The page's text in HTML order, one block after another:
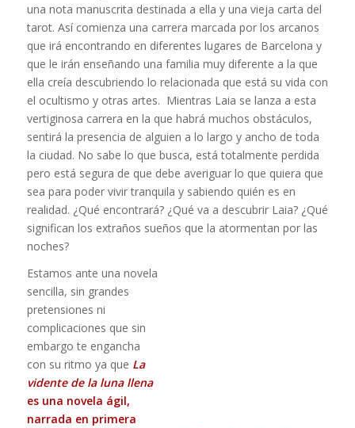
una nota manuscrita destinada a ella y una vieja carta del
tarot. Así comienza una carrera marcada por los arcanos
que irá encontrando en diferentes lugares de Barcelona y
que le irán enseñando una familia muy diferente a la que
ella creía descubriendo lo relacionada que está su vida con
el ocultismo y otras artes. Mientras Laia se lanza a esta
vertiginosa carrera en la que habrá muchos obstáculos,
sentirá la presencia de alguien a lo largo y ancho de toda
la ciudad. No sabe lo que busca, está totalmente perdida
pero está segura de que debe averiguar lo que quiera que
sea para poder vivir tranquila y sabiendo quién es en
realidad. ¿Qué encontrará? ¿Qué va a descubrir Laia? ¿Qué
significan los extraños sueños que la atormentan por las
noches?
Estamos ante una novela
sencilla, sin grandes
pretensiones ni
complicaciones que sin
embargo te engancha
con su ritmo ya que La
vidente de la luna llena
es una novela ágil,
narrada en primera